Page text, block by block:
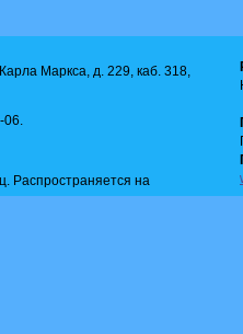
Маркса, д. 229, каб. 318,
06.
Распространяется на